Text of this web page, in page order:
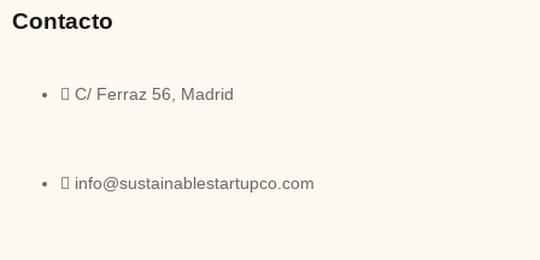
Contacto
C/ Ferraz 56, Madrid
info@sustainablestartupco.com